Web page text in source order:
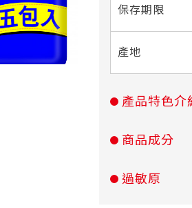
保存期限
產地
產品特色介
商品成分
過敏原